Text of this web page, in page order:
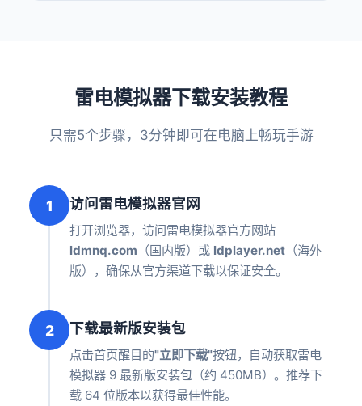
雷电模拟器下载安装教程
只需5个步骤，3分钟即可在电脑上畅玩手游
1 访问雷电模拟器官网
打开浏览器，访问雷电模拟器官方网站
ldmnq.com （国内版）或 ldplayer.net （海外
版），确保从官方渠道下载以保证安全。
2 下载最新版安装包
点击首页醒目的"立即下载"按钮，自动获取雷电
模拟器 9 最新版安装包（约 450MB）。推荐下
载 64 位版本以获得最佳性能。